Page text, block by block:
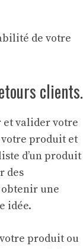
de votre
clients.
et valider votre
votre produit et
d’un produit
des
obtenir une
idée.
produit ou